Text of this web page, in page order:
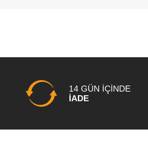
14 GÜN İÇİNDE
İADE